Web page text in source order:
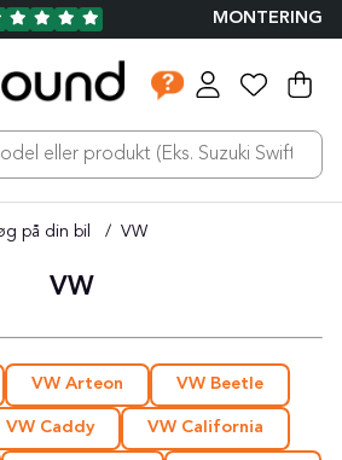
MONTERING
.
på din bil VW
VW
VW Arteon VW Beetle
VW Caddy VW California